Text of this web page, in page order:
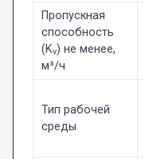
Пропускная
способность
(Kv) не менее,
м³/ч
Тип рабочей
среды